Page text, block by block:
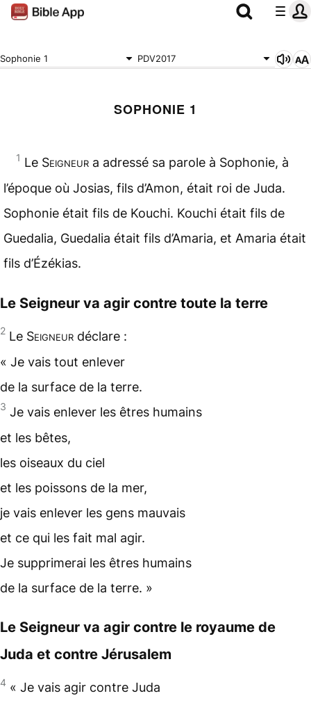
Sophonie 1 PDV2017
SOPHONIE 1
1 Le Seigneur a adressé sa parole à Sophonie, à
l’époque où Josias, fils d’Amon, était roi de Juda.
Sophonie était fils de Kouchi. Kouchi était fils de
Guedalia, Guedalia était fils d’Amaria, et Amaria était
fils d’Ézékias.
Le Seigneur va agir contre toute la terre
2 Le Seigneur déclare :
« Je vais tout enlever
de la surface de la terre.
3 Je vais enlever les êtres humains
et les bêtes,
les oiseaux du ciel
et les poissons de la mer,
je vais enlever les gens mauvais
et ce qui les fait mal agir.
Je supprimerai les êtres humains
de la surface de la terre. »
Le Seigneur va agir contre le royaume de
Juda et contre Jérusalem
4 « Je vais agir contre Juda